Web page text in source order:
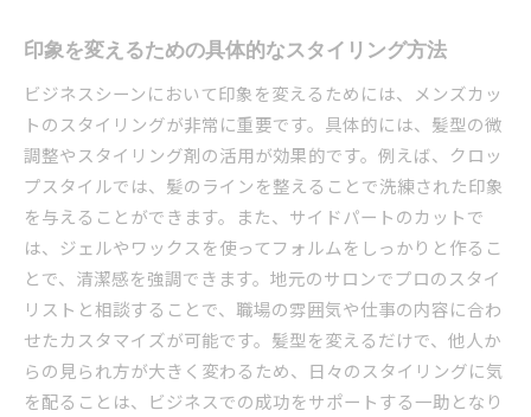
印象を変えるための具体的なスタイリング方法
ビジネスシーンにおいて印象を変えるためには、メンズカッ
トのスタイリングが非常に重要です。具体的には、髪型の微
調整やスタイリング剤の活用が効果的です。例えば、クロッ
プスタイルでは、髪のラインを整えることで洗練された印象
を与えることができます。また、サイドパートのカットで
は、ジェルやワックスを使ってフォルムをしっかりと作るこ
とで、清潔感を強調できます。地元のサロンでプロのスタイ
リストと相談することで、職場の雰囲気や仕事の内容に合わ
せたカスタマイズが可能です。髪型を変えるだけで、他人か
らの見られ方が大きく変わるため、日々のスタイリングに気
を配ることは、ビジネスでの成功をサポートする一助となり